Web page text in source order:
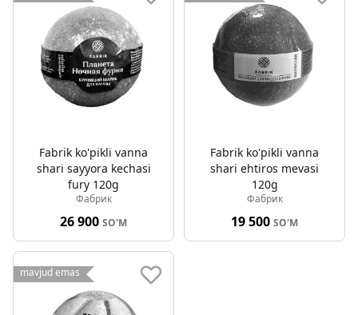
Fabrik ko'pikli vanna
shari sayyora kechasi
fury 120g
Фабрик
26 900 SO'M
Fabrik ko'pikli vanna
shari ehtiros mevasi
120g
Фабрик
19 500 SO'M
mavjud emas